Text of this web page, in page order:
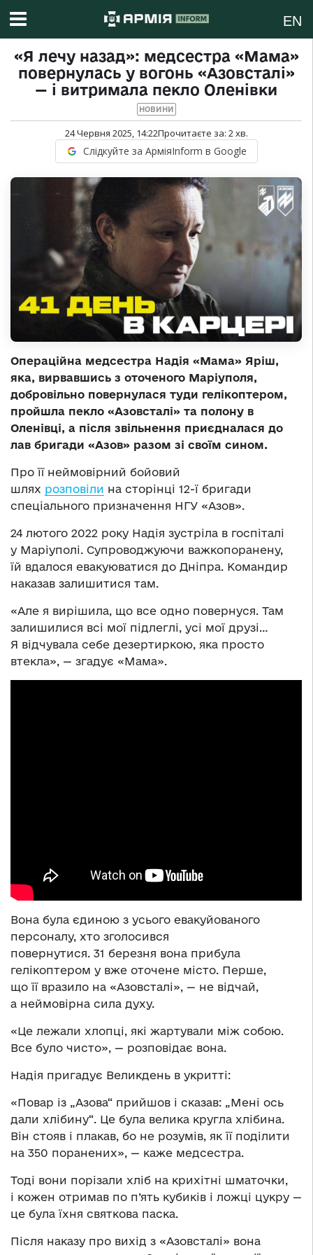
EN
«Я лечу назад»: медсестра «Мама»
повернулась у вогонь «Азовсталі»
— і витримала пекло Оленівки
НОВИНИ
24 Червня 2025, 14:22Прочитаєте за: 2хв.
Слідкуйте за АрміяInform в Google
Операційна медсестра Надія «Мама» Яріш,
яка, вирвавшись з оточеного Маріуполя,
добровільно повернулася туди гелікоптером,
пройшла пекло «Азовсталі» та полону в
Оленівці, а після звільнення приєдналася до
лав бригади «Азов» разом зі своїм сином.
Про її неймовірний бойовий
шлях розповіли на сторінці 12-ї бригади
спеціального призначення НГУ «Азов».
24 лютого 2022 року Надія зустріла в госпіталі
у Маріуполі. Супроводжуючи важкопоранену,
їй вдалося евакуюватися до Дніпра. Командир
наказав залишитися там.
«Але я вирішила, що все одно повернуся. Там
залишилися всі мої підлеглі, усі мої друзі…
Я відчувала себе дезертиркою, яка просто
втекла», — згадує «Мама».
Вона була єдиною з усього евакуйованого
персоналу, хто зголосився
повернутися. 31 березня вона прибула
гелікоптером у вже оточене місто. Перше,
що її вразило на «Азовсталі», — не відчай,
а неймовірна сила духу.
«Це лежали хлопці, які жартували між собою.
Все було чисто», — розповідає вона.
Надія пригадує Великдень в укритті:
«Повар із „Азова“ прийшов і сказав: „Мені ось
дали хлібину“. Це була велика кругла хлібина.
Він стояв і плакав, бо не розумів, як її поділити
на 350 поранених», — каже медсестра.
Тоді вони порізали хліб на крихітні шматочки,
і кожен отримав по п’ять кубиків і ложці цукру —
це була їхня святкова паска.
Після наказу про вихід з «Азовсталі» вона